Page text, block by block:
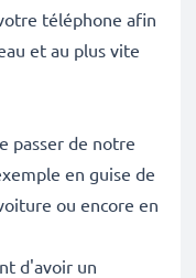
téléphone afin
et au plus vite
passer de notre
en guise de
ou encore en
d'avoir un